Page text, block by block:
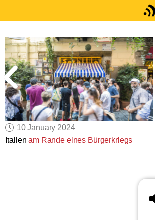
10 January 2024
Italienam Rande eines Bürgerkriegs